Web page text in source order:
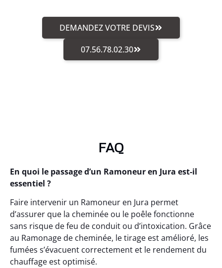
DEMANDEZ VOTRE DEVIS
07.56.78.02.30
FAQ
En quoi le passage d’un Ramoneur en Jura est-il
essentiel ?
Faire intervenir un Ramoneur en Jura permet
d’assurer que la cheminée ou le poêle fonctionne
sans risque de feu de conduit ou d’intoxication. Grâce
au Ramonage de cheminée, le tirage est amélioré, les
fumées s’évacuent correctement et le rendement du
chauffage est optimisé.